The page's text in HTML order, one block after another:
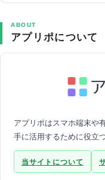
ABOUT
アプリポについて
アプリポはスマホ端末や
手に活用するために役立
当サイトについて